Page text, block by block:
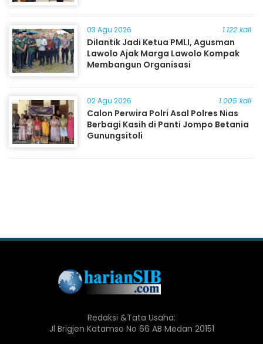
03 Agu 2026 1.122 kali
Dilantik Jadi Ketua PMLI, Agusman
Lawolo Ajak Marga Lawolo Kompak
Membangun Organisasi
02 Agu 2026 1.005 kali
Calon Perwira Polri Asal Polres Nias
Berbagi Kasih di Panti Jompo Betania
Gunungsitoli
Redaksi &Tata Usaha:
Jl Brigjen Katamso No 66 AB Medan 20151